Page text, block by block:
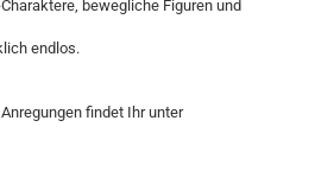
bewegliche Figuren und
endlos.
findet Ihr unter